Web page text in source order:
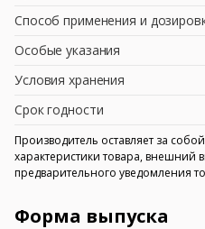
Способ применения и
Особые указания
Условия хранения
Срок годности
Производитель оставляет за
характеристики товара, внешний
предварительного уведомления
Форма выпуска